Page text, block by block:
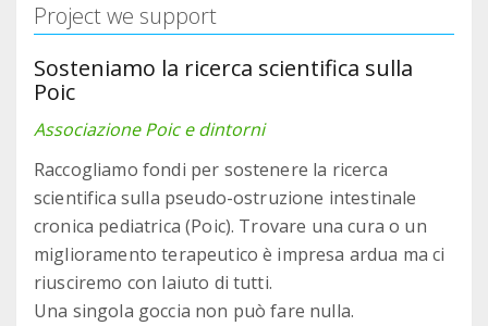
Project we support
Sosteniamo la ricerca scientifica sulla
Poic
Associazione Poic e dintorni
Raccogliamo fondi per sostenere la ricerca
scientifica sulla pseudo-ostruzione intestinale
cronica pediatrica (Poic). Trovare una cura o un
miglioramento terapeutico è impresa ardua ma ci
riusciremo con laiuto di tutti.
Una singola goccia non può fare nulla.